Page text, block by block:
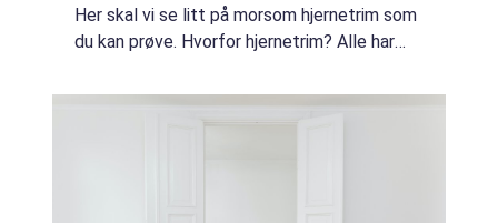
Her skal vi se litt på morsom hjernetrim som
du kan prøve. Hvorfor hjernetrim? Alle har